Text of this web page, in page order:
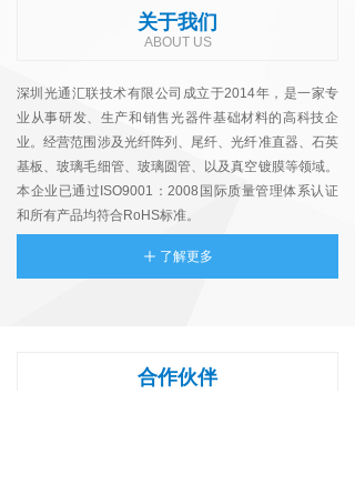
关于我们
ABOUT US
深圳光通汇联技术有限公司成立于2014年，是一家专
业从事研发、生产和销售光器件基础材料的高科技企
业。经营范围涉及光纤阵列、尾纤、光纤准直器、石英
基板、玻璃毛细管、玻璃圆管、以及真空镀膜等领域。
本企业已通过ISO9001：2008国际质量管理体系认证
和所有产品均符合RoHS标准。
ꄸ 了解更多
合作伙伴